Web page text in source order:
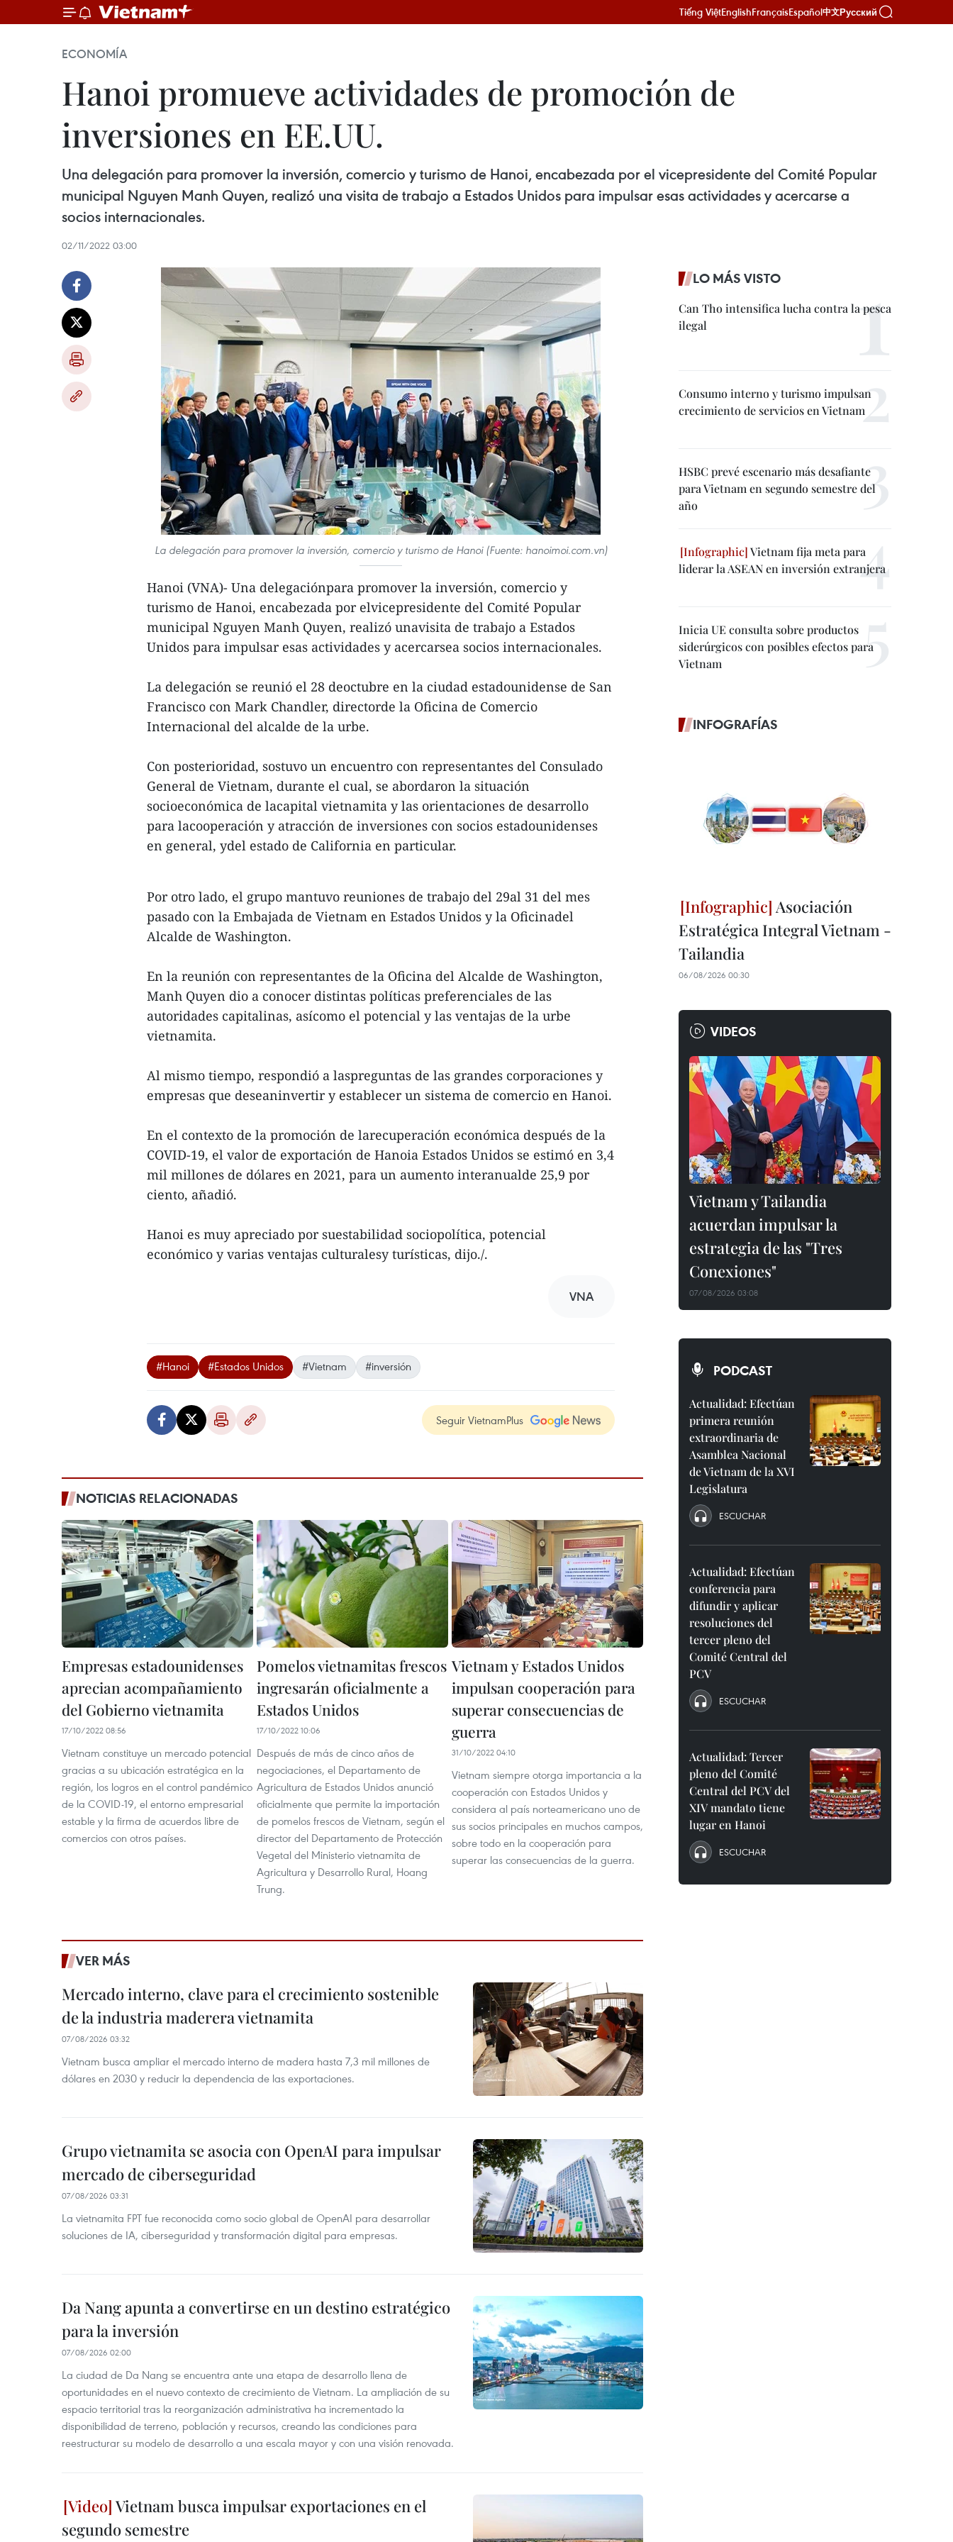
Tiếng ViệtEnglishFrançaisEspañol中文Русский
ECONOMÍA
Hanoi promueve actividades de promoción de
inversiones en EE.UU.
Una delegación para promover la inversión, comercio y turismo de Hanoi, encabezada por el vicepresidente del Comité Popular
municipal Nguyen Manh Quyen, realizó una visita de trabajo a Estados Unidos para impulsar esas actividades y acercarse a
socios internacionales.
02/11/2022 03:00
La delegación para promover la inversión, comercio y turismo de Hanoi (Fuente: hanoimoi.com.vn)
Hanoi (VNA)- Una delegaciónpara promover la inversión, comercio y
turismo de Hanoi, encabezada por elvicepresidente del Comité Popular
municipal Nguyen Manh Quyen, realizó unavisita de trabajo a Estados
Unidos para impulsar esas actividades y acercarsea socios internacionales.
La delegación se reunió el 28 deoctubre en la ciudad estadounidense de San
Francisco con Mark Chandler, directorde la Oficina de Comercio
Internacional del alcalde de la urbe.
Con posterioridad, sostuvo un encuentro con representantes del Consulado
General de Vietnam, durante el cual, se abordaron la situación
socioeconómica de lacapital vietnamita y las orientaciones de desarrollo
para lacooperación y atracción de inversiones con socios estadounidenses
en general, ydel estado de California en particular.
Por otro lado, el grupo mantuvo reuniones de trabajo del 29al 31 del mes
pasado con la Embajada de Vietnam en Estados Unidos y la Oficinadel
Alcalde de Washington.
En la reunión con representantes de la Oficina del Alcalde de Washington,
Manh Quyen dio a conocer distintas políticas preferenciales de las
autoridades capitalinas, asícomo el potencial y las ventajas de la urbe
vietnamita.
Al mismo tiempo, respondió a laspreguntas de las grandes corporaciones y
empresas que deseaninvertir y establecer un sistema de comercio en Hanoi.
En el contexto de la promoción de larecuperación económica después de la
COVID-19, el valor de exportación de Hanoia Estados Unidos se estimó en 3,4
mil millones de dólares en 2021, para un aumento interanualde 25,9 por
ciento, añadió.
Hanoi es muy apreciado por suestabilidad sociopolítica, potencial
económico y varias ventajas culturalesy turísticas, dijo./.
VNA
#Hanoi #Estados Unidos #Vietnam #inversión
Seguir VietnamPlus
NOTICIAS RELACIONADAS
Empresas estadounidenses
aprecian acompañamiento
del Gobierno vietnamita
17/10/2022 08:56
Vietnam constituye un mercado potencial
gracias a su ubicación estratégica en la
región, los logros en el control pandémico
de la COVID-19, el entorno empresarial
estable y la firma de acuerdos libre de
comercios con otros países.
Pomelos vietnamitas frescos
ingresarán oficialmente a
Estados Unidos
17/10/2022 10:06
Después de más de cinco años de
negociaciones, el Departamento de
Agricultura de Estados Unidos anunció
oficialmente que permite la importación
de pomelos frescos de Vietnam, según el
director del Departamento de Protección
Vegetal del Ministerio vietnamita de
Agricultura y Desarrollo Rural, Hoang
Trung.
Vietnam y Estados Unidos
impulsan cooperación para
superar consecuencias de
guerra
31/10/2022 04:10
Vietnam siempre otorga importancia a la
cooperación con Estados Unidos y
considera al país norteamericano uno de
sus socios principales en muchos campos,
sobre todo en la cooperación para
superar las consecuencias de la guerra.
VER MÁS
Mercado interno, clave para el crecimiento sostenible
de la industria maderera vietnamita
07/08/2026 03:32
Vietnam busca ampliar el mercado interno de madera hasta 7,3 mil millones de
dólares en 2030 y reducir la dependencia de las exportaciones.
Grupo vietnamita se asocia con OpenAI para impulsar
mercado de ciberseguridad
07/08/2026 03:31
La vietnamita FPT fue reconocida como socio global de OpenAI para desarrollar
soluciones de IA, ciberseguridad y transformación digital para empresas.
Da Nang apunta a convertirse en un destino estratégico
para la inversión
07/08/2026 02:00
La ciudad de Da Nang se encuentra ante una etapa de desarrollo llena de
oportunidades en el nuevo contexto de crecimiento de Vietnam. La ampliación de su
espacio territorial tras la reorganización administrativa ha incrementado la
disponibilidad de terreno, población y recursos, creando las condiciones para
reestructurar su modelo de desarrollo a una escala mayor y con una visión renovada.
Vietnam busca impulsar exportaciones en el
segundo semestre
LO MÁS VISTO
Can Tho intensifica lucha contra la pesca
ilegal
Consumo interno y turismo impulsan
crecimiento de servicios en Vietnam
HSBC prevé escenario más desafiante
para Vietnam en segundo semestre del
año
Vietnam fija meta para
liderar la ASEAN en inversión extranjera
Inicia UE consulta sobre productos
siderúrgicos con posibles efectos para
Vietnam
INFOGRAFÍAS
Asociación
Estratégica Integral Vietnam -
Tailandia
06/08/2026 00:30
VIDEOS
Vietnam y Tailandia
acuerdan impulsar la
estrategia de las "Tres
Conexiones"
07/08/2026 03:08
PODCAST
Actualidad: Efectúan
primera reunión
extraordinaria de
Asamblea Nacional
de Vietnam de la XVI
Legislatura
ESCUCHAR
Actualidad: Efectúan
conferencia para
difundir y aplicar
resoluciones del
tercer pleno del
Comité Central del
PCV
ESCUCHAR
Actualidad: Tercer
pleno del Comité
Central del PCV del
XIV mandato tiene
lugar en Hanoi
ESCUCHAR